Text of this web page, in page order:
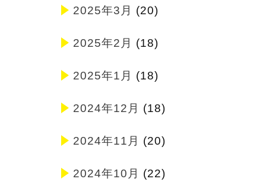
2025年3月 (20)
2025年2月 (18)
2025年1月 (18)
2024年12月 (18)
2024年11月 (20)
2024年10月 (22)